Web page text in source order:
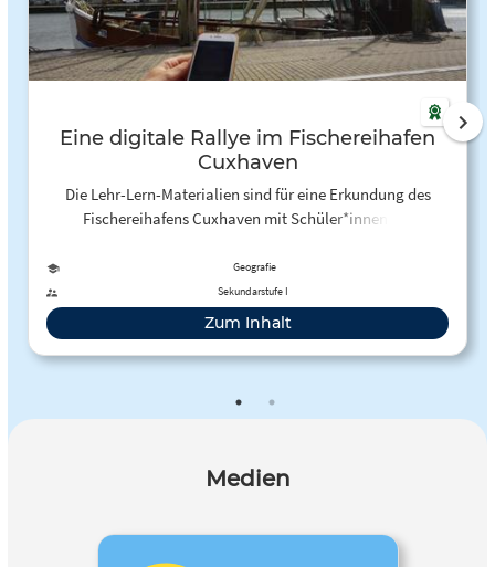
Eine digitale Rallye im Fischereihafen
Cuxhaven
Die Lehr-Lern-Materialien sind für eine Erkundung des
Fischereihafens Cuxhaven mit Schüler*innen der
erkunden den Hafen mithilfe der App Actionbound.
Geografie
Sekundarstufe I
Zum Inhalt
Medien